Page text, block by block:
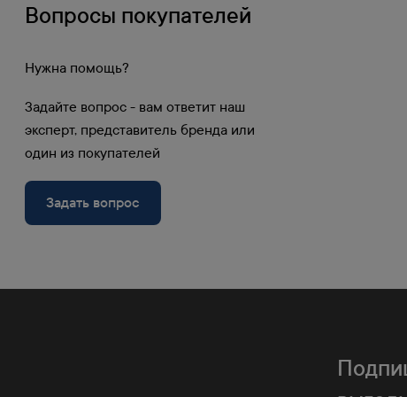
Бесплатная доставка при
Вопросы покупателей
Нужна помощь?
Задайте вопрос - вам ответит наш
эксперт, представитель бренда или
один из покупателей
Задать вопрос